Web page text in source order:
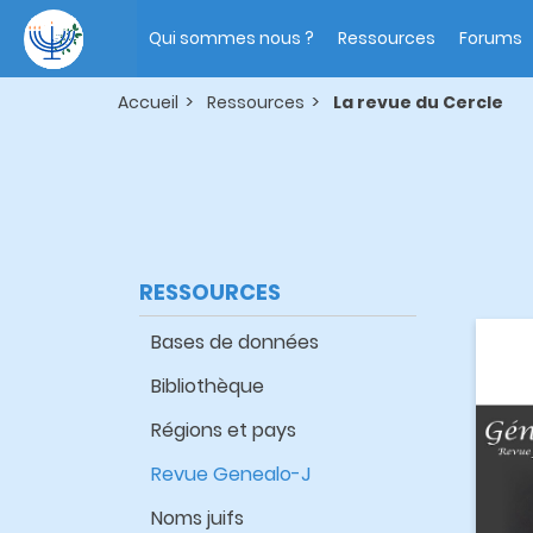
contenu
principal
navigation
Qui sommes nous ? Ressources Forums
Accueil Ressources La revue du Cercle
RESSOURCES
Bases de données
Bibliothèque
Régions et pays
Revue Genealo-J
Noms juifs